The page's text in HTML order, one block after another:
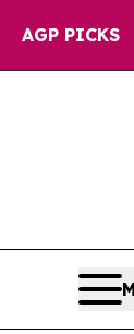
AGP PICKS
Chaos in